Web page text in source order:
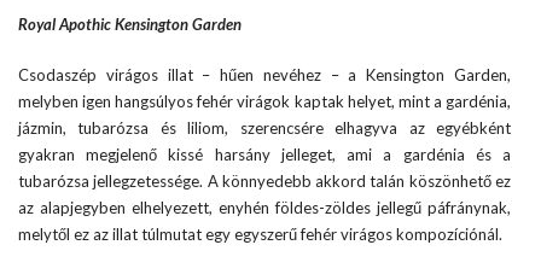
Royal Apothic Kensington Garden
Csodaszép virágos illat – hűen nevéhez – a Kensington Garden,
melyben igen hangsúlyos fehér virágok kaptak helyet, mint a gardénia,
jázmin, tubarózsa és liliom, szerencsére elhagyva az egyébként
gyakran megjelenő kissé harsány jelleget, ami a gardénia és a
tubarózsa jellegzetessége. A könnyedebb akkord talán köszönhető ez
az alapjegyben elhelyezett, enyhén földes-zöldes jellegű páfránynak,
melytől ez az illat túlmutat egy egyszerű fehér virágos kompozíciónál.